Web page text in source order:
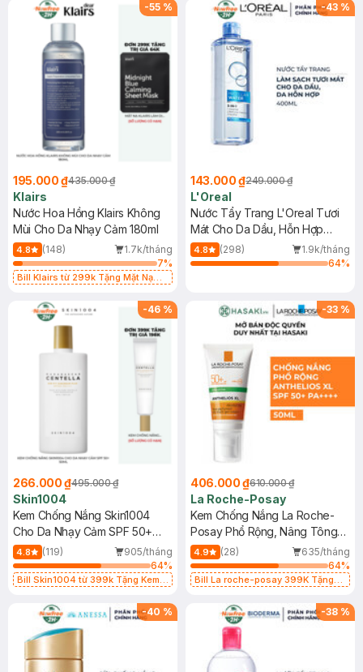
-55 %
195.000 ₫435.000 ₫
Klairs
Nước Hoa Hồng Klairs Không
Mùi Cho Da Nhạy Cảm 180ml
4.8 (148)
1.7k/tháng
7%
Bill Klairs từ 299k Tặng Mặt Nạ
25ml (SL Có Hạn)
-43 %
143.000 ₫249.000 ₫
L'Oreal
Nước Tẩy Trang L'Oreal Tươi
Mát Cho Da Dầu, Hỗn Hợp
400ml
4.8 (298)
1.9k/tháng
64%
-46 %
266.000 ₫495.000 ₫
Skin1004
Kem Chống Nắng Skin1004
Cho Da Nhạy Cảm SPF 50+
50ml
4.8 (119)
905/tháng
64%
Bill Skin1004 từ 399k Tặng Kem
SPF 50+ 20ml (SL Có Hạn)
-33 %
406.000 ₫610.000 ₫
La Roche-Posay
Kem Chống Nắng La Roche-
Posay Phổ Rộng, Nâng Tông
Kiềm Dầu 50ml
4.9 (28)
635/tháng
64%
Bill La roche-posay 399K Tặng
(SL có hạn)
-40 % -38 %